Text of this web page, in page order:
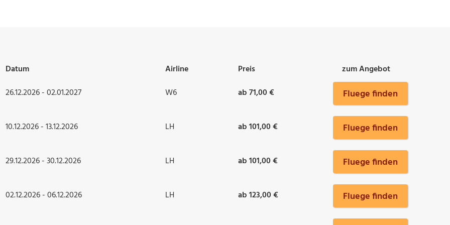
Datum Airline Preis
zum Angebot
26.12.2026 - 02.01.2027
W6 ab 71,00 € Fluege finden
10.12.2026 - 13.12.2026 LH ab 101,00 € Fluege finden
29.12.2026 - 30.12.2026 LH ab 101,00 € Fluege finden
02.12.2026 - 06.12.2026 LH ab 123,00 € Fluege finden